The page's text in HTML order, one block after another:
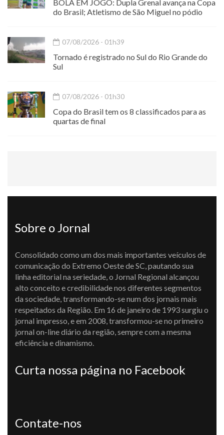
BOLA EM JOGO: Dupla Grenal avança na Copa
do Brasil; Atletismo de São Miguel no pódio
07/08/2026 - 01h39
Tornado é registrado no Sul do Rio Grande do
Sul
07/08/2026 - 01h30
Copa do Brasil tem os 8 classificados para as
quartas de final
Sobre o Jornal
Consolidado como um dos mais importantes veículos de
comunicação do Extremo Oeste de SC, pautando sua
linha editorial na seriedade, o Jornal Regional alcançou
alto conceito e credibilidade nos diferentes segmentos
da sociedade, transformando-se num dos jornais mais
respeitados da Região. Em 16 de janeiro de 1993 surgiu o
jornal impresso, e em 2008, transformou-se no primeiro
jornal on-line diário da região, sempre com a mesma
eficiência e dinamismo.
Curta nossa página no Facebook
Contate-nos